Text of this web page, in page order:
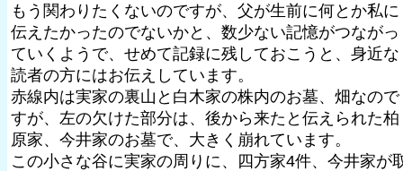
もう関わりたくないのですが、父が生前に何とか私に
伝えたかったのでないかと、数少ない記憶がつながっ
ていくようで、せめて記録に残しておこうと、身近な
読者の方にはお伝えしています。
赤線内は実家の裏山と白木家の株内のお墓、畑なので
すが、左の欠けた部分は、後から来たと伝えられた柏
原家、今井家のお墓で、大きく崩れています。
この小さな谷に実家の周りに、四方家4件、今井家が